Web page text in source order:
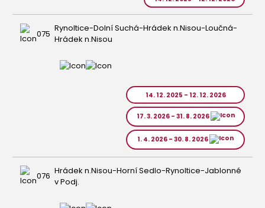
075 Rynoltice-Dolní Suchá-Hrádek n.Nisou-Loučná-
Hrádek n.Nisou
14. 12. 2025 - 12. 12. 2026
17. 3. 2026 - 31. 8. 2026
1. 4. 2026 - 30. 8. 2026
076 Hrádek n.Nisou-Horní Sedlo-Rynoltice-Jablonné
v Podj.